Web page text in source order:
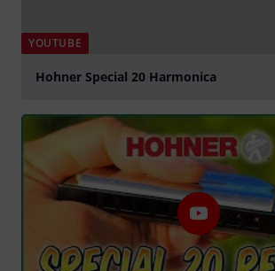
YOUTUBE
Hohner Special 20 Harmonica